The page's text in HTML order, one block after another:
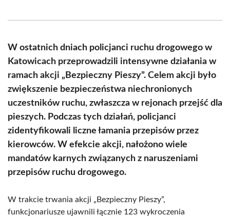
(Twitter)
W ostatnich dniach policjanci ruchu drogowego w
Katowicach przeprowadzili intensywne działania w
ramach akcji „Bezpieczny Pieszy”. Celem akcji było
zwiększenie bezpieczeństwa niechronionych
uczestników ruchu, zwłaszcza w rejonach przejść dla
pieszych. Podczas tych działań, policjanci
zidentyfikowali liczne łamania przepisów przez
kierowców. W efekcie akcji, nałożono wiele
mandatów karnych związanych z naruszeniami
przepisów ruchu drogowego.
W trakcie trwania akcji „Bezpieczny Pieszy”,
funkcjonariusze ujawnili łącznie 123 wykroczenia